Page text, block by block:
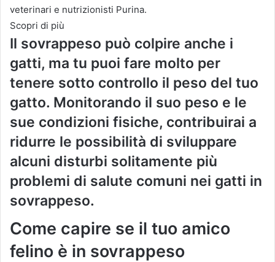
veterinari e nutrizionisti Purina.
Scopri di più
Il sovrappeso può colpire anche i
gatti, ma tu puoi fare molto per
tenere sotto controllo il peso del tuo
gatto. Monitorando il suo peso e le
sue condizioni fisiche, contribuirai a
ridurre le possibilità di sviluppare
alcuni disturbi solitamente più
problemi di salute comuni nei gatti in
sovrappeso.
Come capire se il tuo amico
felino è in sovrappeso